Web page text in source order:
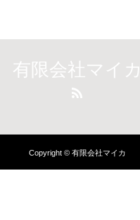
有限会社マイカ
Copyright © 有限会社マイカ